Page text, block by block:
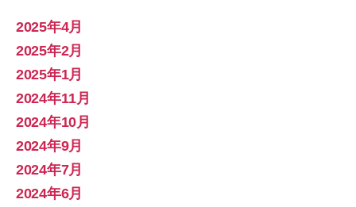
2025年4月
2025年2月
2025年1月
2024年11月
2024年10月
2024年9月
2024年7月
2024年6月